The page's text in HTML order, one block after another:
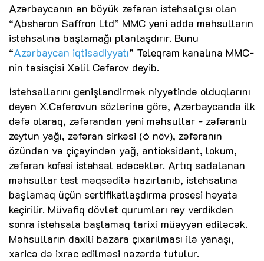
Azərbaycanın ən böyük zəfəran istehsalçısı olan
“Absheron Saffron Ltd” MMC yeni adda məhsulların
istehsalına başlamağı planlaşdırır. Bunu
“Azərbaycan iqtisadiyyatı” Teleqram kanalına MMC-
nin təsisçisi Xəlil Cəfərov deyib.
İstehsallarını genişləndirmək niyyətində olduqlarını
deyən X.Cəfərovun sözlərinə görə, Azərbaycanda ilk
dəfə olaraq, zəfərandan yeni məhsullar - zəfəranlı
zeytun yağı, zəfəran sirkəsi (6 növ), zəfəranın
özündən və çiçəyindən yağ, antioksidant, lokum,
zəfəran kofesi istehsal edəcəklər. Artıq sadalanan
məhsullar test məqsədilə hazırlanıb, istehsalına
başlamaq üçün sertifikatlaşdırma prosesi həyata
keçirilir. Müvafiq dövlət qurumları rəy verdikdən
sonra istehsala başlamaq tarixi müəyyən ediləcək.
Məhsulların daxili bazara çıxarılması ilə yanaşı,
xaricə də ixrac edilməsi nəzərdə tutulur.